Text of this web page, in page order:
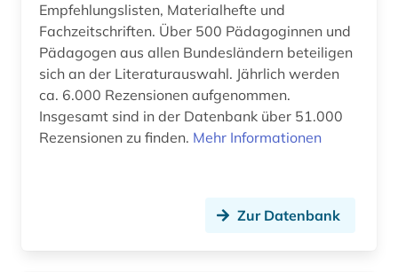
englische sprachwissenschaft (1)
englisches sprachgebiet (2)
english (1)
Empfehlungslisten, Materialhefte und
Fachzeitschriften. Über 500 Pädagoginnen und
Pädagogen aus allen Bundesländern beteiligen
sich an der Literaturauswahl. Jährlich werden
ca. 6.000 Rezensionen aufgenommen.
Insgesamt sind in der Datenbank über 51.000
Rezensionen zu finden. Mehr Informationen
Zur Datenbank